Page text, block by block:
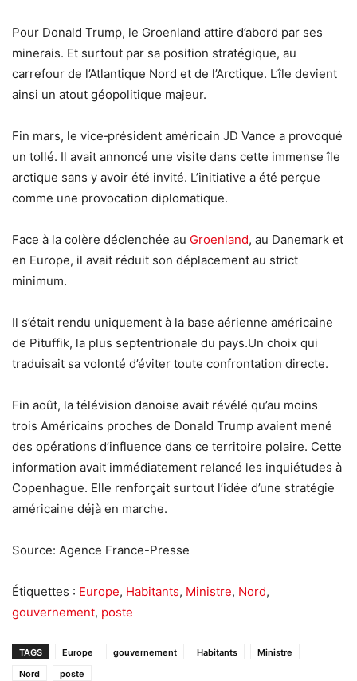
Pour Donald Trump, le Groenland attire d’abord par ses
minerais. Et surtout par sa position stratégique, au
carrefour de l’Atlantique Nord et de l’Arctique. L’île devient
ainsi un atout géopolitique majeur.
Fin mars, le vice‑président américain JD Vance a provoqué
un tollé. Il avait annoncé une visite dans cette immense île
arctique sans y avoir été invité. L’initiative a été perçue
comme une provocation diplomatique.
Face à la colère déclenchée au Groenland, au Danemark et
en Europe, il avait réduit son déplacement au strict
minimum.
Il s’était rendu uniquement à la base aérienne américaine
de Pituffik, la plus septentrionale du pays.Un choix qui
traduisait sa volonté d’éviter toute confrontation directe.
Fin août, la télévision danoise avait révélé qu’au moins
trois Américains proches de Donald Trump avaient mené
des opérations d’influence dans ce territoire polaire. Cette
information avait immédiatement relancé les inquiétudes à
Copenhague. Elle renforçait surtout l’idée d’une stratégie
américaine déjà en marche.
Source: Agence France-Presse
Étiquettes : Europe, Habitants, Ministre, Nord,
gouvernement, poste
TAGS Europe gouvernement Habitants
Ministre
Nord
poste